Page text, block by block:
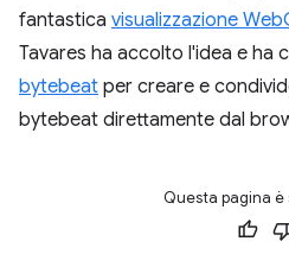
fantastica visualizzazione
Tavares ha accolto l'idea e ha
bytebeat per creare e
bytebeat direttamente dal
Questa pagina è